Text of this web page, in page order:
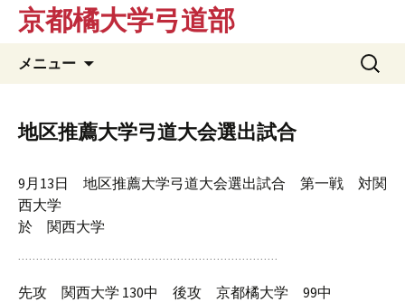
京都橘大学弓道部
メニュー
ン
ツ
ス
ッ
検
索:
地区推薦大学弓道大会選出試合
9月13日 地区推薦大学弓道大会選出試合 第一戦 対関
西大学
於 関西大学
先攻 関西大学 130中 後攻 京都橘大学 99中